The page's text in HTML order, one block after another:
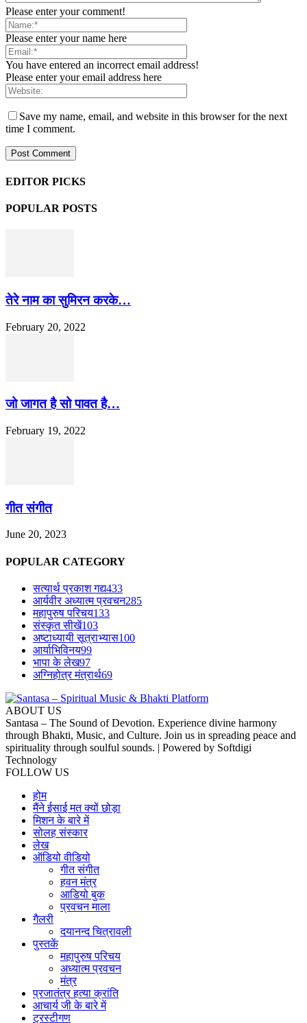
Please enter your comment!
Please enter your name here
You have entered an incorrect email address!
Please enter your email address here
Save my name, email, and website in this browser for the next
time I comment.
EDITOR PICKS
POPULAR POSTS
तेरे नाम का सुमिरन करके…
February 20, 2022
जो जागत है सो पावत है…
February 19, 2022
गीत संगीत
June 20, 2023
POPULAR CATEGORY
सत्यार्थ प्रकाश गद्य433
आर्यवीर अध्यात्म प्रवचन285
महापुरुष परिचय133
संस्कृत सीखें103
अष्टाध्यायी सूत्राभ्यास100
आर्याभिविनय99
भापा के लेख97
अग्निहोत्र मंत्रार्थ69
ABOUT US
Santasa – The Sound of Devotion. Experience divine harmony
through Bhakti, Music, and Culture. Join us in spreading peace and
spirituality through soulful sounds. | Powered by Softdigi
Technology
FOLLOW US
होम
मैंने ईसाई मत क्यों छोड़ा
मिशन के बारे में
सोलह संस्कार
लेख
ऑडियो वीडियो
गीत संगीत
हवन मंत्र
आडियो बुक
प्रवचन माला
गैलरी
दयानन्द चित्रावली
पुस्तकें
महापुरुष परिचय
अध्यात्म प्रवचन
मंत्र
प्रजातंत्र हत्या क्रांति
आचार्य जी के बारे में
ट्रस्टीगण